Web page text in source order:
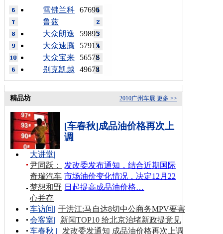
67696
雪佛兰科
鲁兹
59895
大众朗逸
57915
大众速腾
56578
大众宝来
49678
别克凯越
更多 >>
2010广州车展
精品坊
[车春秋]成品油价格再次上
调
发改委发布通知，结合近期国际
市场油价变化情况，决定12月22
日起提高成品油价格…
大讲堂|
尹同跃：
奇瑞汽车
梦想和野
心并存
车访间| 于洪江:马自达8切中公商务MPV要害
会客室|
新闻TOP10 给北京治堵新政提意见
车春秋 |
发改委发通知 成品油价格再次上调